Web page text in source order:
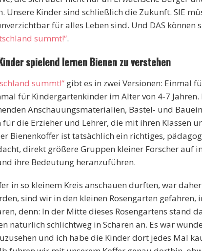
Unsere Kinder sind schließlich die Zukunft. SIE
für alles Leben sind. Und DAS können
summt!“.
spielend lernen Bienen zu verstehen
summt!“ gibt es in zwei Versionen: Einmal
für Kindergartenkinder im Alter von 4-7
Anschauungsmaterialien, Bastel- und
die Erzieher und Lehrer, die mit ihren Klassen
Bienenkoffer ist tatsächlich ein richtiges,
direkt größere Gruppen kleiner Forscher auf
ihre Bedeutung heranzuführen.
in so kleinem Kreis anschauen durften, war
sind wir in den kleinen Rosengarten gefahren,
denn: In der Mitte dieses Rosengartens stand
natürlich schlichtweg in Scharen an. Es war
und ich habe die Kinder dort jedes Mal